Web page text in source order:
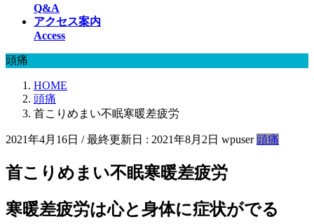
Q&A
アクセス案内
Access
頭痛
HOME
頭痛
首こりめまい不眠寒暖差疲労
2021年4月16日 / 最終更新日 : 2021年8月2日 wpuser 頭痛
首こりめまい不眠寒暖差疲労
寒暖差疲労は心と身体に症状がでる